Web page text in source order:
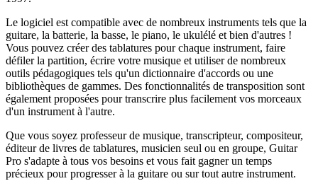
Le logiciel est compatible avec de nombreux instruments tels que la
guitare, la batterie, la basse, le piano, le ukulélé et bien d'autres !
Vous pouvez créer des tablatures pour chaque instrument, faire
défiler la partition, écrire votre musique et utiliser de nombreux
outils pédagogiques tels qu'un dictionnaire d'accords ou une
bibliothèques de gammes. Des fonctionnalités de transposition sont
également proposées pour transcrire plus facilement vos morceaux
d'un instrument à l'autre.
Que vous soyez professeur de musique, transcripteur, compositeur,
éditeur de livres de tablatures, musicien seul ou en groupe, Guitar
Pro s'adapte à tous vos besoins et vous fait gagner un temps
précieux pour progresser à la guitare ou sur tout autre instrument.